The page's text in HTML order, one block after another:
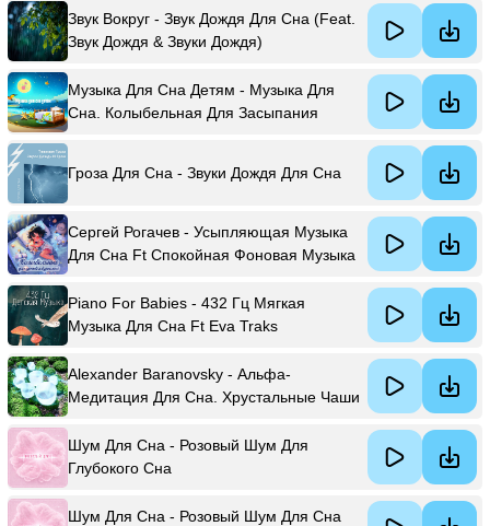
Звук Вокруг - Звук Дождя Для Сна (Feat.
Звук Дождя & Звуки Дождя)
Музыка Для Сна Детям - Музыка Для
Сна. Колыбельная Для Засыпания
Гроза Для Сна - Звуки Дождя Для Сна
Сергей Рогачев - Усыпляющая Музыка
Для Сна Ft Спокойная Фоновая Музыка
Piano For Babies - 432 Гц Мягкая
Музыка Для Сна Ft Eva Traks
Alexander Baranovsky - Альфа-
Медитация Для Сна. Хрустальные Чаши
Шум Для Сна - Розовый Шум Для
Глубокого Сна
Шум Для Сна - Розовый Шум Для Сна